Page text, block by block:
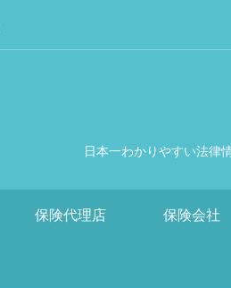
日本一わかりやすい法律
保険代理店 保険会社